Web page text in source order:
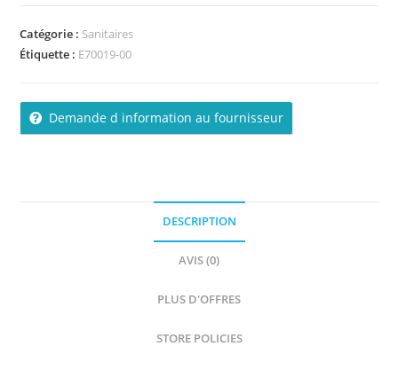
Catégorie : Sanitaires
Étiquette : E70019-00
Demande d information au fournisseur
DESCRIPTION
AVIS (0)
PLUS D'OFFRES
STORE POLICIES